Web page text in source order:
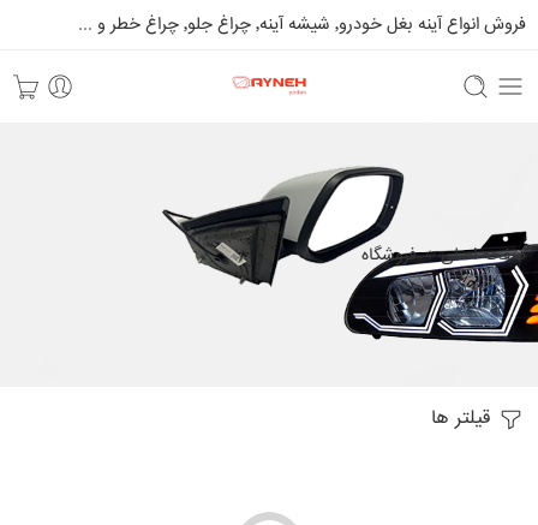
فروش انواع آینه بغل خودرو٬ شیشه آینه٬ چراغ جلو٬ چراغ خطر و ...
صفحه اصلی فروشگاه
قیلتر ها